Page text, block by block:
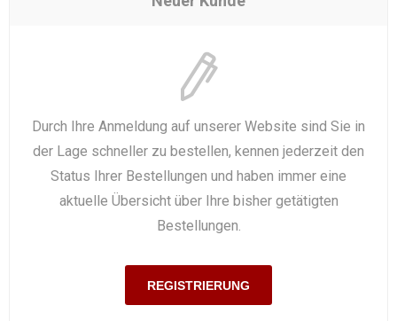
Durch Ihre Anmeldung auf unserer Website sind Sie in
der Lage schneller zu bestellen, kennen jederzeit den
Status Ihrer Bestellungen und haben immer eine
aktuelle Übersicht über Ihre bisher getätigten
Bestellungen.
REGISTRIERUNG